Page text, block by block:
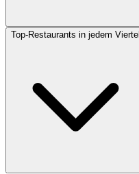
Top-Restaurants in jedem Viertel